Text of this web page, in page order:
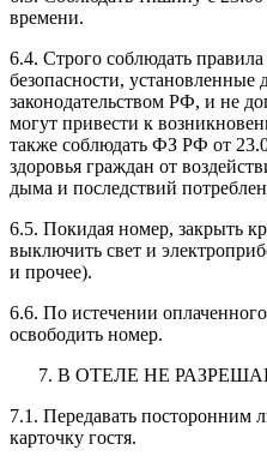
времени.
6.4. Строго соблюдать
безопасности,
законодательством РФ, и не
могут привести к
также соблюдать ФЗ РФ от
здоровья граждан от
дыма и последствий
6.5. Покидая номер, закрыть
выключить свет и
и прочее).
6.6. По истечении
освободить номер.
В ОТЕЛЕ НЕ
7.1. Передавать посторонним
карточку гостя.